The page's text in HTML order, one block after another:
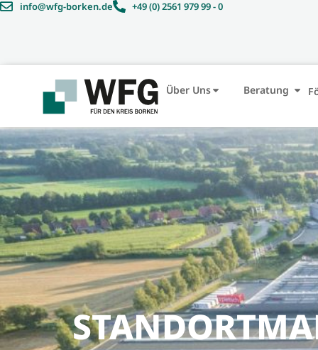
info@wfg-borken.de +49 (0) 2561 979 99 - 0
Über Uns Beratung